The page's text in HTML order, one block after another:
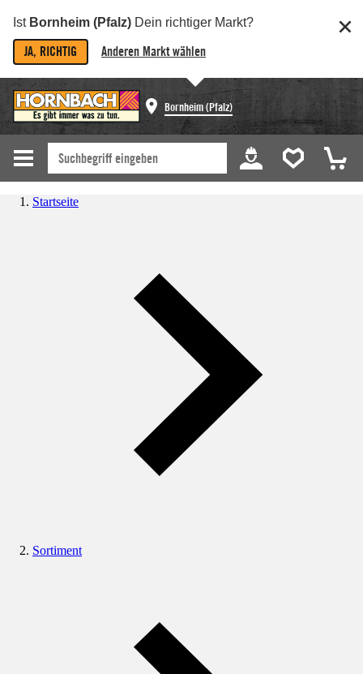
Ist Bornheim (Pfalz) Dein richtiger Markt?
JA, RICHTIG Anderen Markt wählen
Bornheim (Pfalz)
Startseite
Sortiment